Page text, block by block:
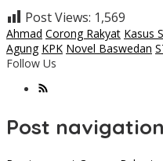
Post Views: 1,569
Ahmad Corong Rakyat Kasus
Agung KPK Novel Baswedan
Follow Us
Post navigation